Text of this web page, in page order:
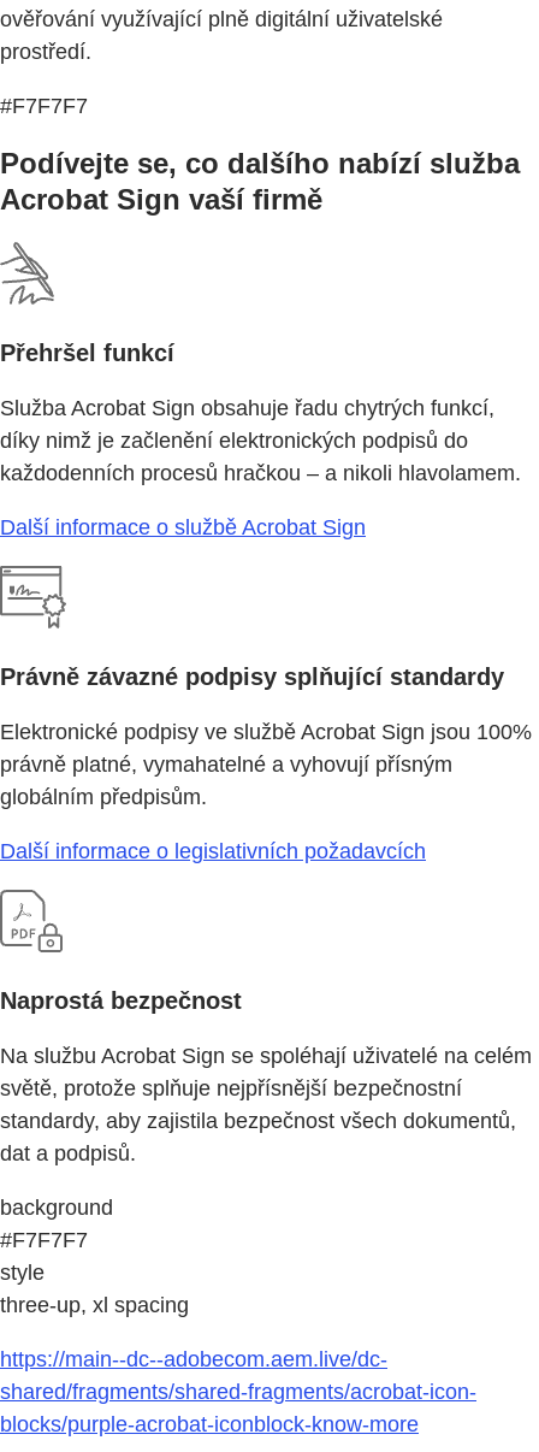
ověřování využívající plně digitální uživatelské
prostředí.
#F7F7F7
Podívejte se, co dalšího nabízí služba
Acrobat Sign vaší firmě
Přehršel funkcí
Služba Acrobat Sign obsahuje řadu chytrých funkcí,
díky nimž je začlenění elektronických podpisů do
každodenních procesů hračkou – a nikoli hlavolamem.
Další informace o službě Acrobat Sign
Právně závazné podpisy splňující standardy
Elektronické podpisy ve službě Acrobat Sign jsou 100%
právně platné, vymahatelné a vyhovují přísným
globálním předpisům.
Další informace o legislativních požadavcích
Naprostá bezpečnost
Na službu Acrobat Sign se spoléhají uživatelé na celém
světě, protože splňuje nejpřísnější bezpečnostní
standardy, aby zajistila bezpečnost všech dokumentů,
dat a podpisů.
background
#F7F7F7
style
three-up, xl spacing
https://main--dc--adobecom.aem.live/dc-
shared/fragments/shared-fragments/acrobat-icon-
blocks/purple-acrobat-iconblock-know-more